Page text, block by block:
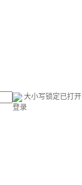
大小写锁定已打开
登录